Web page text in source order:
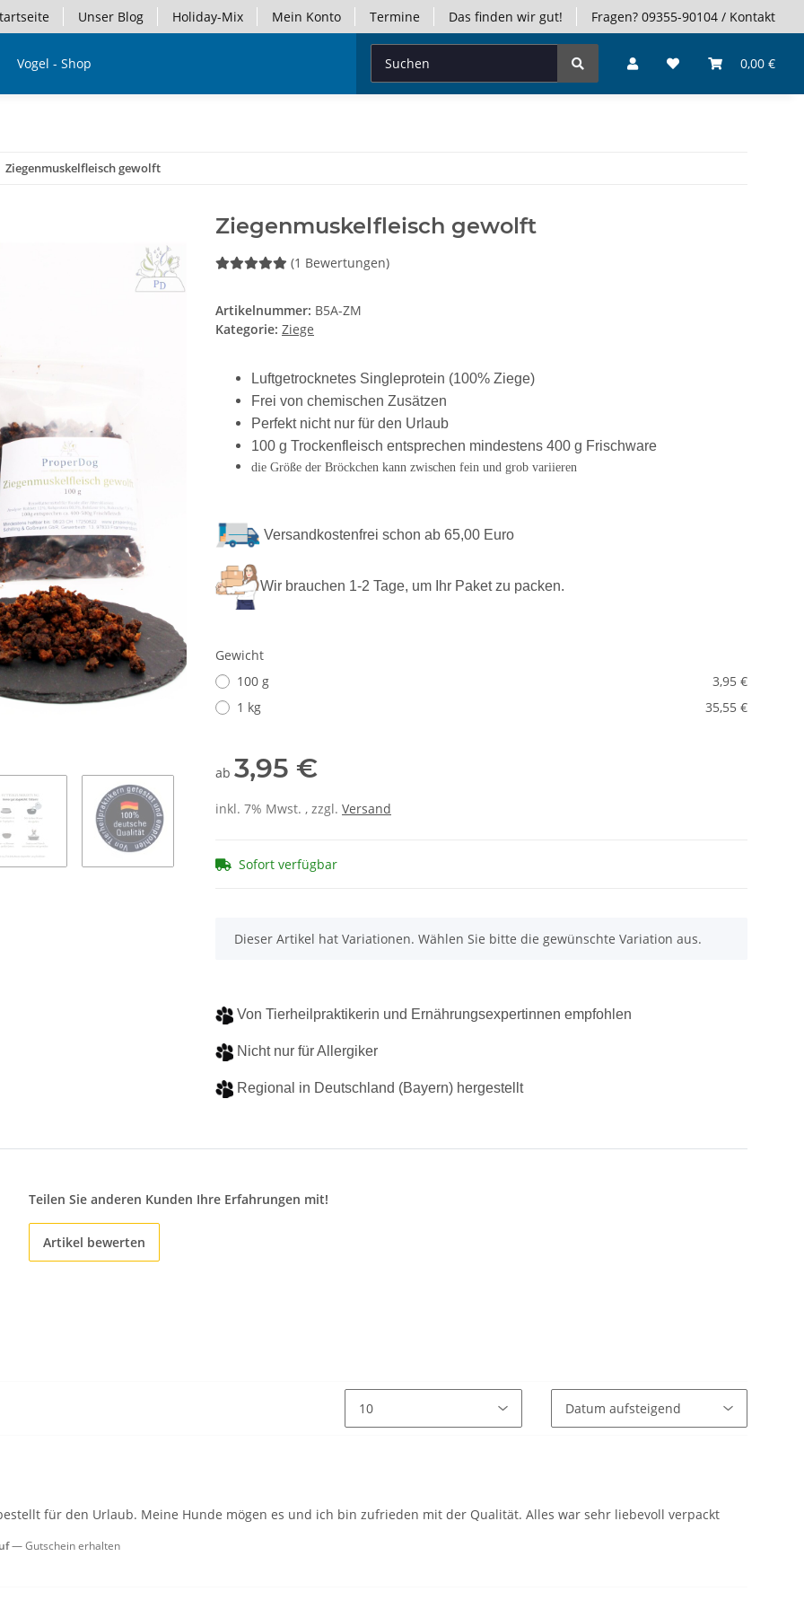
Unser Blog Holiday-Mix Mein Konto Termine Das finden wir gut! Fragen? 09355-90104 / Kontakt
0,00 €
Vogel - Shop
Ziegenmuskelfleisch gewolft
Ziegenmuskelfleisch gewolft
(1 Bewertungen)
Artikelnummer: B5A-ZM
Kategorie: Ziege
Luftgetrocknetes Singleprotein (100% Ziege)
Frei von chemischen Zusätzen
Perfekt nicht nur für den Urlaub
100 g Trockenfleisch entsprechen mindestens 400 g Frischware
die Größe der Bröckchen kann zwischen fein und grob variieren
Versandkostenfrei schon ab 65,00 Euro
Wir brauchen 1-2 Tage, um Ihr Paket zu packen.
Gewicht
100 g
3,95 €
1 kg
35,55 €
ab 3,95 €
inkl. 7% Mwst. , zzgl. Versand
Sofort verfügbar
x
Dieser Artikel hat Variationen. Wählen Sie bitte die gewünschte Variation aus.
Von Tierheilpraktikerin und Ernährungsexpertinnen empfohlen
Nicht nur für Allergiker
Regional in Deutschland (Bayern) hergestellt
Teilen Sie anderen Kunden Ihre Erfahrungen mit!
Artikel bewerten
für den Urlaub. Meine Hunde mögen es und ich bin zufrieden mit der Qualität. Alles war sehr liebevoll verpackt
Gutschein erhalten